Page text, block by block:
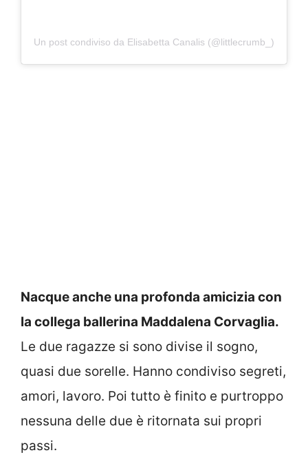
Un post condiviso da Elisabetta Canalis (@littlecrumb_)
Nacque anche una profonda amicizia con
la collega ballerina Maddalena Corvaglia.
Le due ragazze si sono divise il sogno,
quasi due sorelle. Hanno condiviso segreti,
amori, lavoro. Poi tutto è finito e purtroppo
nessuna delle due è ritornata sui propri
passi.